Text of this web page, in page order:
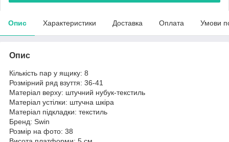
Опис Характеристики Доставка Оплата Умови
Опис
Кількість пар у ящику: 8
Розмірний ряд взуття: 36-41
Матеріал верху: штучний нубук-текстиль
Матеріал устілки: штучна шкіра
Матеріал підкладки: текстиль
Бренд: Swin
Розмір на фото: 38